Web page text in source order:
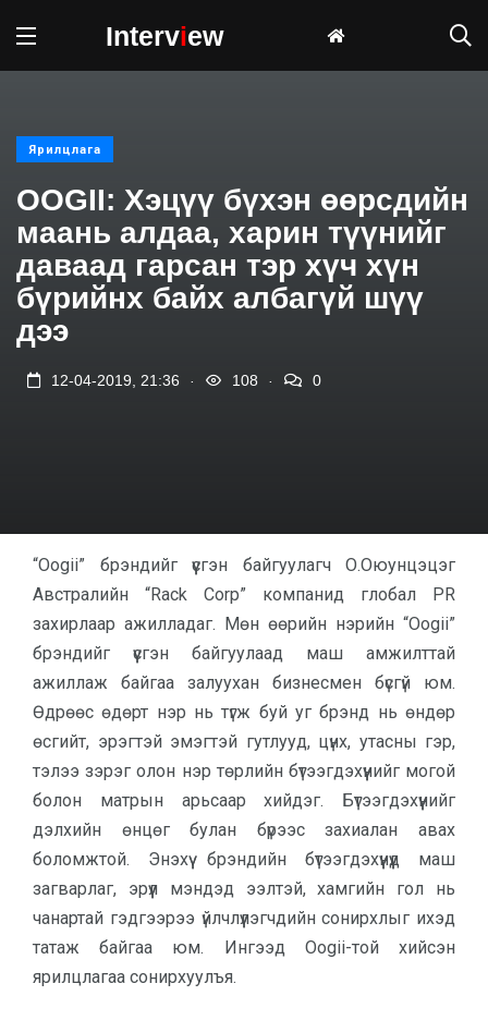
Interview
Ярилцлага
OOGII: Хэцүү бүхэн өөрсдийн
маань алдаа, харин түүнийг
даваад гарсан тэр хүч хүн
бүрийнх байх албагүй шүү
дээ
12-04-2019, 21:36 108 0
“Oogii” брэндийг үүсгэн байгуулагч О.Оюунцэцэг
Австралийн “Rack Corp” компанид глобал PR
захирлаар ажилладаг. Мөн өөрийн нэрийн “Oogii”
брэндийг үүсгэн байгуулаад маш амжилттай
ажиллаж байгаа залуухан бизнесмен бүсгүй юм.
Өдрөөс өдөрт нэр нь түгж буй уг брэнд нь өндөр
өсгийт, эрэгтэй эмэгтэй гутлууд, цүнх, утасны гэр,
тэлээ зэрэг олон нэр төрлийн бүтээгдэхүүнийг могой
болон матрын арьсаар хийдэг. Бүтээгдэхүүнийг
дэлхийн өнцөг булан бүрээс захиалан авах
боломжтой. Энэхүү брэндийн бүтээгдэхүүнүүд маш
загварлаг, эрүүл мэндэд ээлтэй, хамгийн гол нь
чанартай гэдгээрээ үйлчлүүлэгчдийн сонирхлыг ихэд
татаж байгаа юм. Ингээд Oogii-той хийсэн
ярилцлагаа сонирхуулъя.